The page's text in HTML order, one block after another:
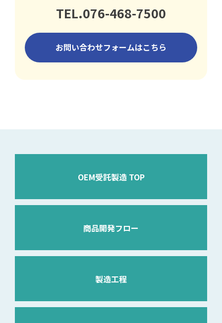
TEL.076-468-7500
お問い合わせフォームはこちら
OEM受託製造 TOP
商品開発フロー
製造工程